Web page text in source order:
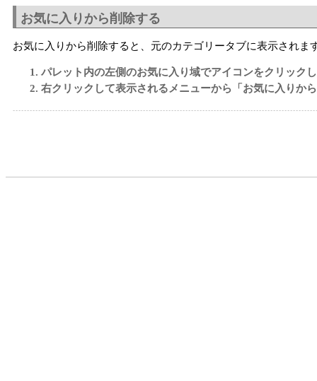
お気に入りから削除する
お気に入りから削除すると、元のカテゴリータブに表示されま
パレット内の左側のお気に入り域でアイコンをクリック
右クリックして表示されるメニューから「お気に入りか